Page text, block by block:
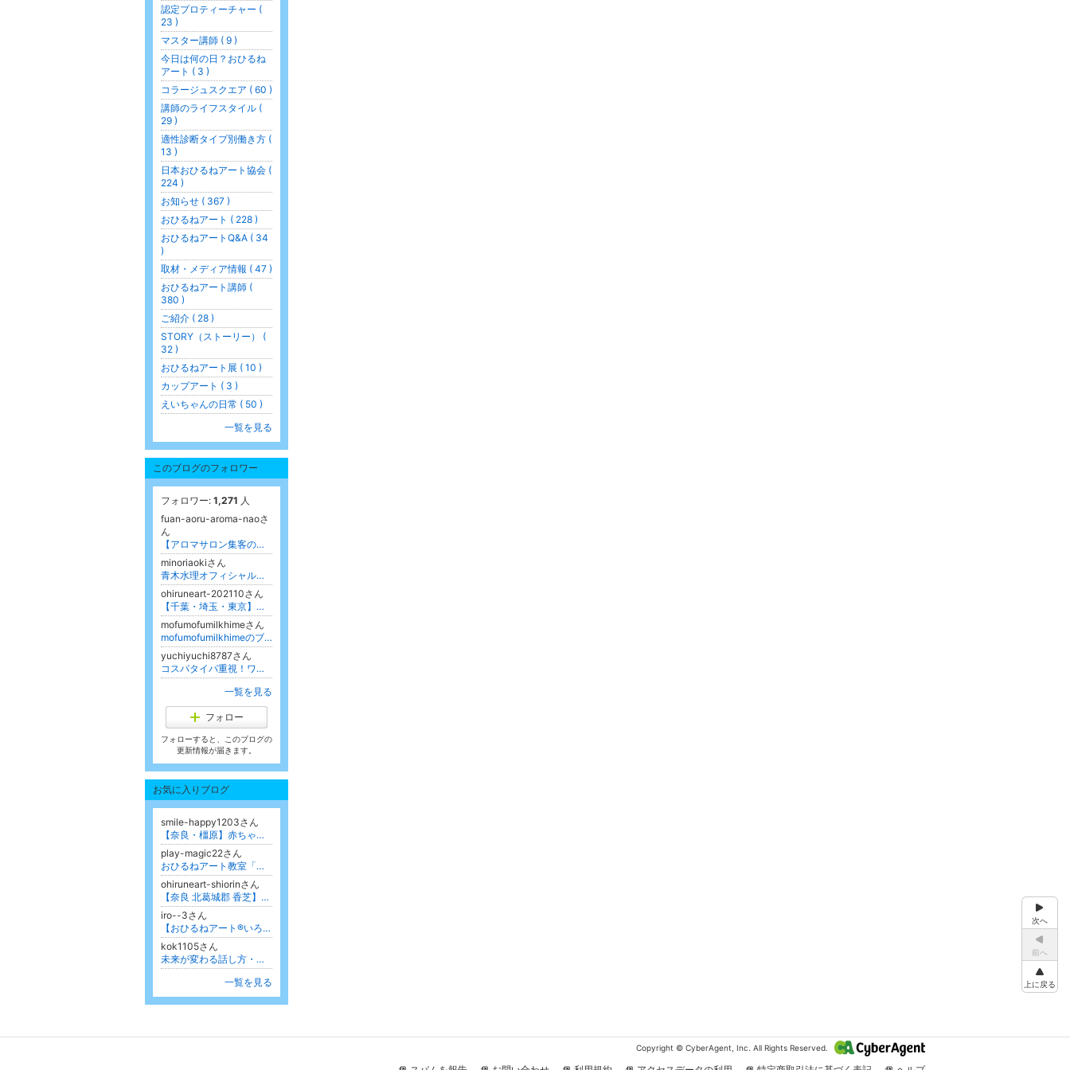
認定プロティーチャー (
23 )
マスター講師 ( 9 )
今日は何の日？おひるね
アート ( 3 )
コラージュスクエア ( 60 )
講師のライフスタイル (
29 )
適性診断タイプ別働き方 (
13 )
日本おひるねアート協会 (
224 )
お知らせ ( 367 )
おひるねアート ( 228 )
おひるねアートQ&A ( 34
)
取材・メディア情報 ( 47 )
おひるねアート講師 (
380 )
ご紹介 ( 28 )
STORY（ストーリー） (
32 )
おひるねアート展 ( 10 )
カップアート ( 3 )
えいちゃんの日常 ( 50 )
一覧を見る
このブログのフォロワー
フォロワー: 1,271 人
fuan-aoru-aroma-naoさ
ん
【アロマサロン集客の矛盾】女性を安心させたい私が、「鏡に映る老けた顔を見て、まだ大丈夫と言えるのですか？」と不安を煽っていました
minoriaokiさん
青木水理オフィシャルブログ「好きログ」Powered by Ameba
ohiruneart-202110さん
【千葉・埼玉・東京】おひるねアートHappy gift♡
mofumofumilkhimeさん
mofumofumilkhimeのブログ
yuchiyuchi8787さん
コスパタイパ重視！ワンオペ育児パートママの節約ブログ
一覧を見る
フォロー
フォローすると、このブログの
更新情報が届きます。
お気に入りブログ
smile-happy1203さん
【奈良・橿原】赤ちゃんとのコミュニケーションを楽しむベビーサイン教室
play-magic22さん
おひるねアート教室「☆キミが１番☆」
ohiruneart-shiorinさん
【奈良 北葛城郡 香芝】おひるねアート しおりんのテーマ
iro--3さん
【おひるねアート®︎いろサロ】【わらべうたﾍﾞﾋﾞｰﾏｯｻｰｼﾞ】（さいたま市）
kok1105さん
未来が変わる話し方・印象アップ講座 /フリーアナウンサー（東京 日本橋・オンライン 声と話し方＆印象アップ） 川越こず恵のblog
一覧を見る
次へ
前へ
上に戻る
Copyright © CyberAgent, Inc. All Rights Reserved.